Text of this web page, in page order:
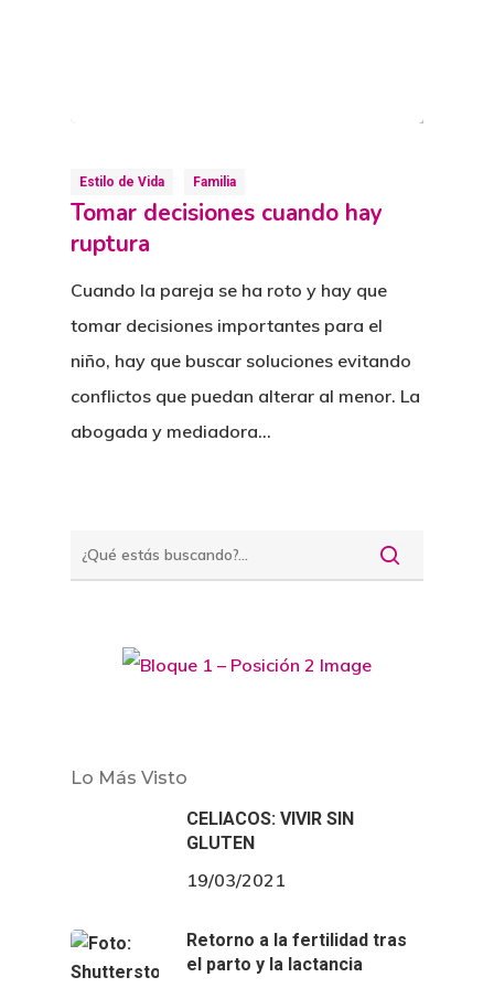
Estilo de Vida Familia
Tomar decisiones cuando hay
ruptura
Cuando la pareja se ha roto y hay que
tomar decisiones importantes para el
niño, hay que buscar soluciones evitando
conflictos que puedan alterar al menor. La
abogada y mediadora…
Lo Más Visto
CELIACOS: VIVIR SIN
GLUTEN
19/03/2021
Retorno a la fertilidad tras
el parto y la lactancia